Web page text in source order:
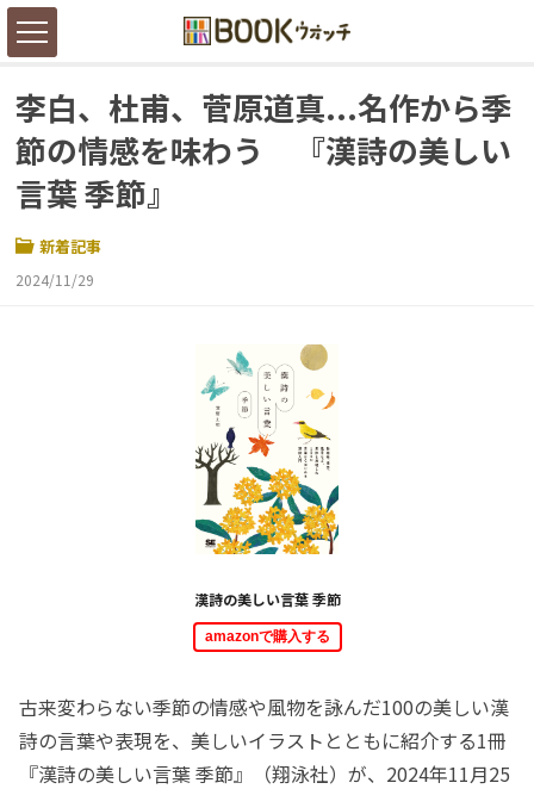
李白、杜甫、菅原道真...名作から季
節の情感を味わう 『漢詩の美しい
言葉 季節』
新着記事
2024/11/29
漢詩の美しい言葉 季節
amazonで購入する
古来変わらない季節の情感や風物を詠んだ100の美しい漢
詩の言葉や表現を、美しいイラストとともに紹介する1冊
『漢詩の美しい言葉 季節』（翔泳社）が、2024年11月25